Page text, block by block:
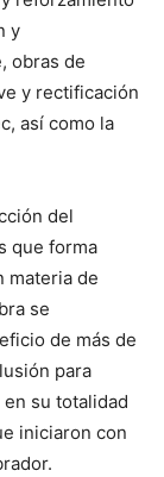
y
obras de
y rectificación
así como la
del
que forma
materia de
se
de más de
para
su totalidad
iniciaron con